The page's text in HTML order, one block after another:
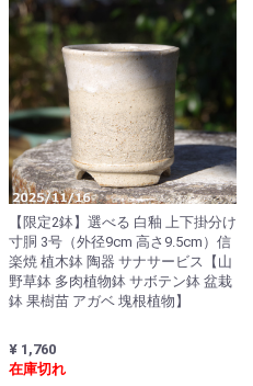
【限定2鉢】選べる 白釉 上下掛分け
寸胴 3号（外径9cm 高さ9.5cm）信
楽焼 植木鉢 陶器 サナサービス【山
野草鉢 多肉植物鉢 サボテン鉢 盆栽
鉢 果樹苗 アガベ 塊根植物】
¥ 1,760
在庫切れ